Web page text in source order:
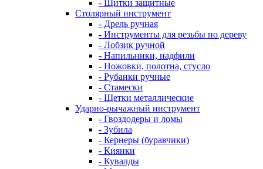
- Щитки защитные
Столярный инструмент
- Дрель ручная
- Инструменты для резьбы по дереву
- Лобзик ручной
- Напильники, надфили
- Ножовки, полотна, стусло
- Рубанки ручные
- Стамески
- Щетки металлические
Ударно-рычажный инструмент
- Гвоздодеры и ломы
- Зубила
- Кернеры (буравчики)
- Киянки
- Кувалды